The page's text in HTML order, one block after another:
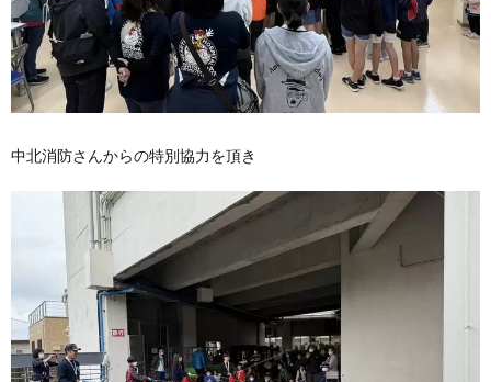
中北消防さんからの特別協力を頂き